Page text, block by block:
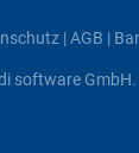
|AGB |
software GmbH.